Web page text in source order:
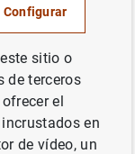
En
interés de la
de depósito
3,50 %,
21 de junio de
Configurar
sitio o
de terceros
el
en
de vídeo, un